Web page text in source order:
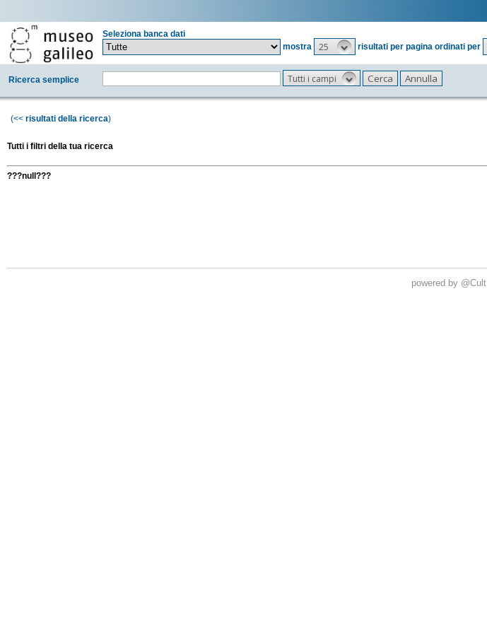
Seleziona banca dati
mostra
25 risultati per pagina ordinati per
Ricerca semplice Tutti i campi
(<< risultati della ricerca)
Tutti i filtri della tua ricerca
???null???
powered by @Cult